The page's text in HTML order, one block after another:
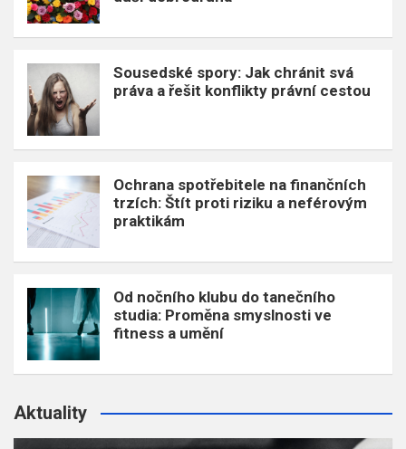
Sousedské spory: Jak chránit svá
práva a řešit konflikty právní cestou
Ochrana spotřebitele na finančních
trzích: Štít proti riziku a neférovým
praktikám
Od nočního klubu do tanečního
studia: Proměna smyslnosti ve
fitness a umění
Aktuality